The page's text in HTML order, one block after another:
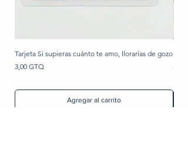
Tarjeta Si supieras cuánto te amo, llorarías de gozo
Precio
3,00 GTQ
Agregar al carrito
Precio